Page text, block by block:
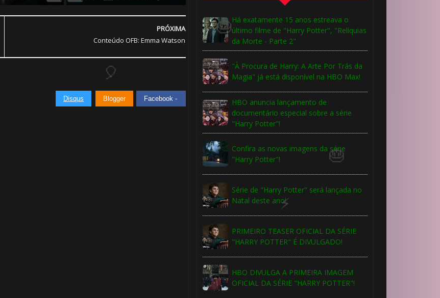
PRÓXIMA
Conteúdo OFB: Emma Watson
Disqus Blogger Facebook -
Há exatamente 15 anos estreava o
último filme de "Harry Potter", "Relíquias
da Morte - Parte 2"
"À Procura de Harry: A Arte Por Trás da
Magia" já está disponível na HBO Max!
HBO anuncia lançamento de
documentário especial sobre a série
"Harry Potter"!
Confira as novas imagens da série
"Harry Potter"!
Série de "Harry Potter" será lançada no
Natal deste ano!
PRIMEIRO TEASER OFICIAL DA SÉRIE
"HARRY POTTER" É DIVULGADO!
HBO DIVULGA A PRIMEIRA IMAGEM
OFICIAL DA SÉRIE "HARRY POTTER"!
1️⃣ 8️⃣
🎈
⚡